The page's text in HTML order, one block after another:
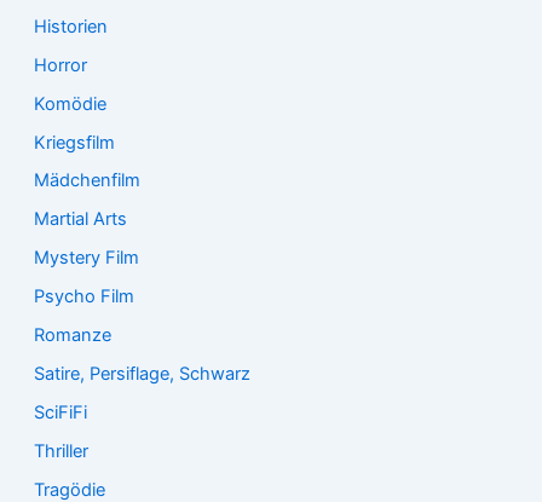
Historien
Horror
Komödie
Kriegsfilm
Mädchenfilm
Martial Arts
Mystery Film
Psycho Film
Romanze
Satire, Persiflage, Schwarz
SciFiFi
Thriller
Tragödie